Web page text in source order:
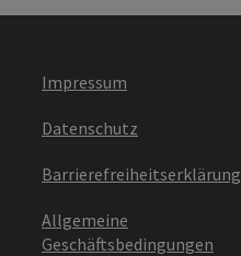
Impressum
Datenschutz
Barrierefreiheitserklärung
Allgemeine
Geschäftsbedingungen